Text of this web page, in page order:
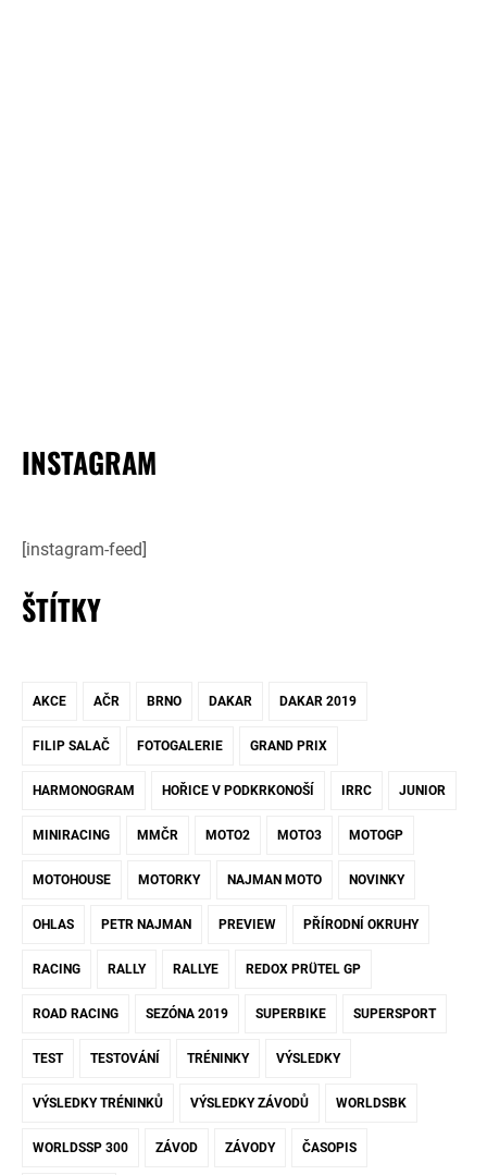
INSTAGRAM
[instagram-feed]
ŠTÍTKY
AKCE AČR BRNO DAKAR DAKAR 2019
FILIP SALAČ FOTOGALERIE GRAND PRIX
HARMONOGRAM HOŘICE V PODKRKONOŠÍ IRRC JUNIOR
MINIRACING MMČR MOTO2 MOTO3 MOTOGP
MOTOHOUSE MOTORKY NAJMAN MOTO NOVINKY
OHLAS PETR NAJMAN PREVIEW PŘÍRODNÍ OKRUHY
RACING RALLY RALLYE REDOX PRÜTEL GP
ROAD RACING SEZÓNA 2019 SUPERBIKE SUPERSPORT
TEST TESTOVÁNÍ TRÉNINKY VÝSLEDKY
VÝSLEDKY TRÉNINKŮ VÝSLEDKY ZÁVODŮ WORLDSBK
WORLDSSP 300 ZÁVOD ZÁVODY ČASOPIS